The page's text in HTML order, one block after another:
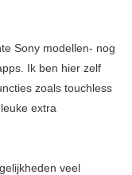
Sony modellen- nog
Ik ben hier zelf
zoals touchless
extra
veel